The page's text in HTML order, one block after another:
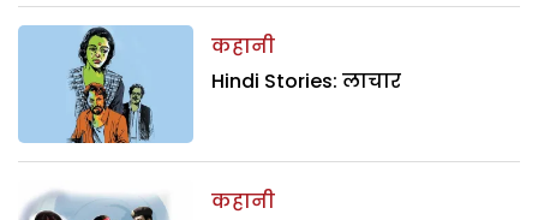
कहानी
Hindi Stories: लाचार
कहानी